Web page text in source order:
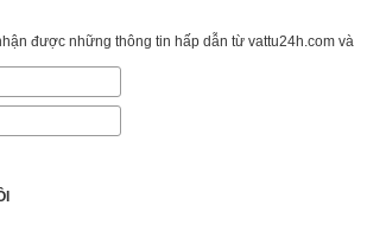
được những thông tin hấp dẫn từ vattu24h.com và